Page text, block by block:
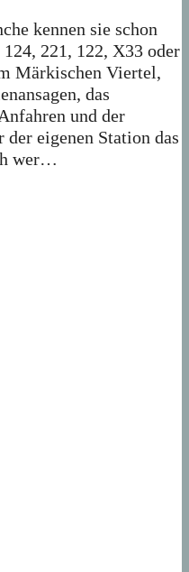
kennen sie schon
221, 122, X33 oder
Märkischen Viertel,
das
und der
eigenen Station das
wer…